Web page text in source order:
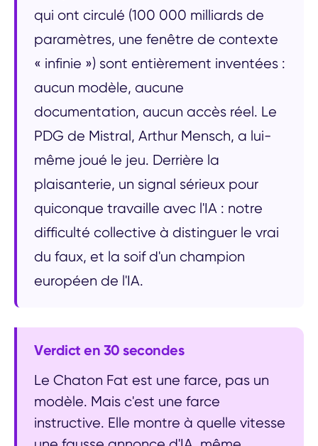
qui ont circulé (100 000 milliards de
paramètres, une fenêtre de contexte
« infinie ») sont entièrement inventées :
aucun modèle, aucune
documentation, aucun accès réel. Le
PDG de Mistral, Arthur Mensch, a lui-
même joué le jeu. Derrière la
plaisanterie, un signal sérieux pour
quiconque travaille avec l'IA : notre
difficulté collective à distinguer le vrai
du faux, et la soif d'un champion
européen de l'IA.
Verdict en 30 secondes
Le Chaton Fat est une farce, pas un
modèle. Mais c'est une farce
instructive. Elle montre à quelle vitesse